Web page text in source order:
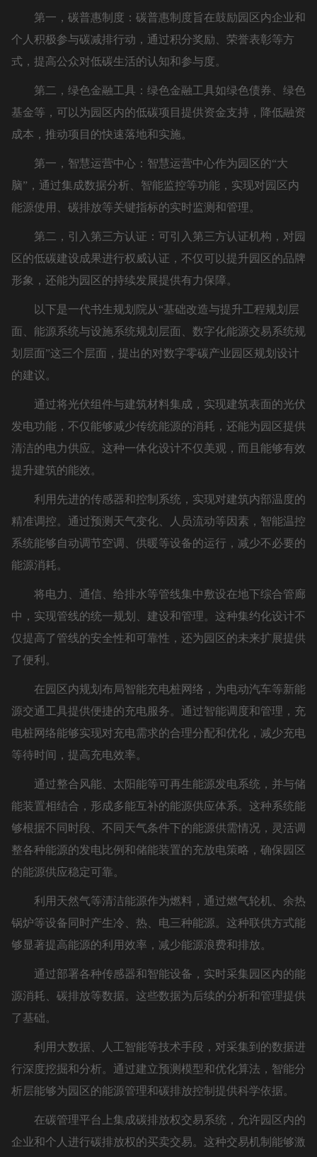
第一，碳普惠制度：碳普惠制度旨在鼓励园区内企业和
个人积极参与碳减排行动，通过积分奖励、荣誉表彰等方
式，提高公众对低碳生活的认知和参与度。
第二，绿色金融工具：绿色金融工具如绿色债券、绿色
基金等，可以为园区内的低碳项目提供资金支持，降低融资
成本，推动项目的快速落地和实施。
第一，智慧运营中心：智慧运营中心作为园区的“大
脑”，通过集成数据分析、智能监控等功能，实现对园区内
能源使用、碳排放等关键指标的实时监测和管理。
第二，引入第三方认证：可引入第三方认证机构，对园
区的低碳建设成果进行权威认证，不仅可以提升园区的品牌
形象，还能为园区的持续发展提供有力保障。
以下是一代书生规划院从“基础改造与提升工程规划层
面、能源系统与设施系统规划层面、数字化能源交易系统规
划层面”这三个层面，提出的对数字零碳产业园区规划设计
的建议。
通过将光伏组件与建筑材料集成，实现建筑表面的光伏
发电功能，不仅能够减少传统能源的消耗，还能为园区提供
清洁的电力供应。这种一体化设计不仅美观，而且能够有效
提升建筑的能效。
利用先进的传感器和控制系统，实现对建筑内部温度的
精准调控。通过预测天气变化、人员流动等因素，智能温控
系统能够自动调节空调、供暖等设备的运行，减少不必要的
能源消耗。
将电力、通信、给排水等管线集中敷设在地下综合管廊
中，实现管线的统一规划、建设和管理。这种集约化设计不
仅提高了管线的安全性和可靠性，还为园区的未来扩展提供
了便利。
在园区内规划布局智能充电桩网络，为电动汽车等新能
源交通工具提供便捷的充电服务。通过智能调度和管理，充
电桩网络能够实现对充电需求的合理分配和优化，减少充电
等待时间，提高充电效率。
通过整合风能、太阳能等可再生能源发电系统，并与储
能装置相结合，形成多能互补的能源供应体系。这种系统能
够根据不同时段、不同天气条件下的能源供需情况，灵活调
整各种能源的发电比例和储能装置的充放电策略，确保园区
的能源供应稳定可靠。
利用天然气等清洁能源作为燃料，通过燃气轮机、余热
锅炉等设备同时产生冷、热、电三种能源。这种联供方式能
够显著提高能源的利用效率，减少能源浪费和排放。
通过部署各种传感器和智能设备，实时采集园区内的能
源消耗、碳排放等数据。这些数据为后续的分析和管理提供
了基础。
利用大数据、人工智能等技术手段，对采集到的数据进
行深度挖掘和分析。通过建立预测模型和优化算法，智能分
析层能够为园区的能源管理和碳排放控制提供科学依据。
在碳管理平台上集成碳排放权交易系统，允许园区内的
企业和个人进行碳排放权的买卖交易。这种交易机制能够激